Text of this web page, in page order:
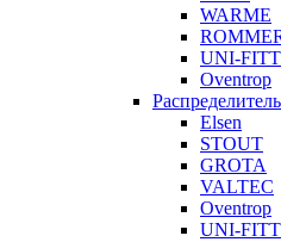
WARME
UNI-FITT
Oventrop
Elsen
STOUT
GROTA
VALTEC
Oventrop
UNI-FITT